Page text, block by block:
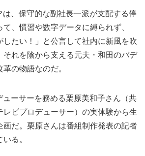
、保守的な副社長一派が支配する停
、慣習や数字データに縛られず、
したい！」と公言して社内に新風を吹
それを陰から支える元夫・和田のバデ
の物語なのだ。
ーサーを務める栗原美和子さん（共
レビプロデューサー）の実体験から生
画だ。栗原さんは番組制作発表の記者
る。